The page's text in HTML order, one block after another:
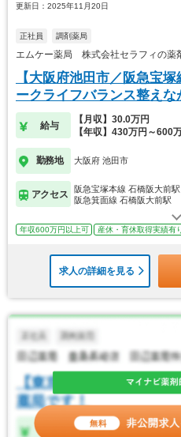
更新日：2025年11月20日
正社員 調剤薬局
エムケー薬局 株式会社セラフィの薬
【大阪府池田市／阪急宝
ークライフバランス整え
給与
【月収】30.0万円
【年収】430万円～600
勤務地 大阪府 池田市
アクセス
阪急宝塚本線 石橋阪大前駅
阪急箕面線 石橋阪大前駅
年収600万円以上可 産休・育休取得実績有
求人の詳細を見る